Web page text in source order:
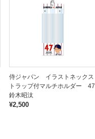
侍ジャパン イラストネックス
トラップ付マルチホルダー 47
鈴木昭汰
¥2,500